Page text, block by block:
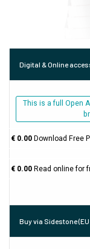
Digital & Online
This is a full Open
€ 0.00Download Free
€ 0.00Read online for
Buy via Sidestone (EU